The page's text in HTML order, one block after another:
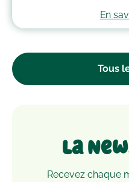
Tous
essentielle dans
accumulé une quantité
passer à la
En
La
Recevez chaque